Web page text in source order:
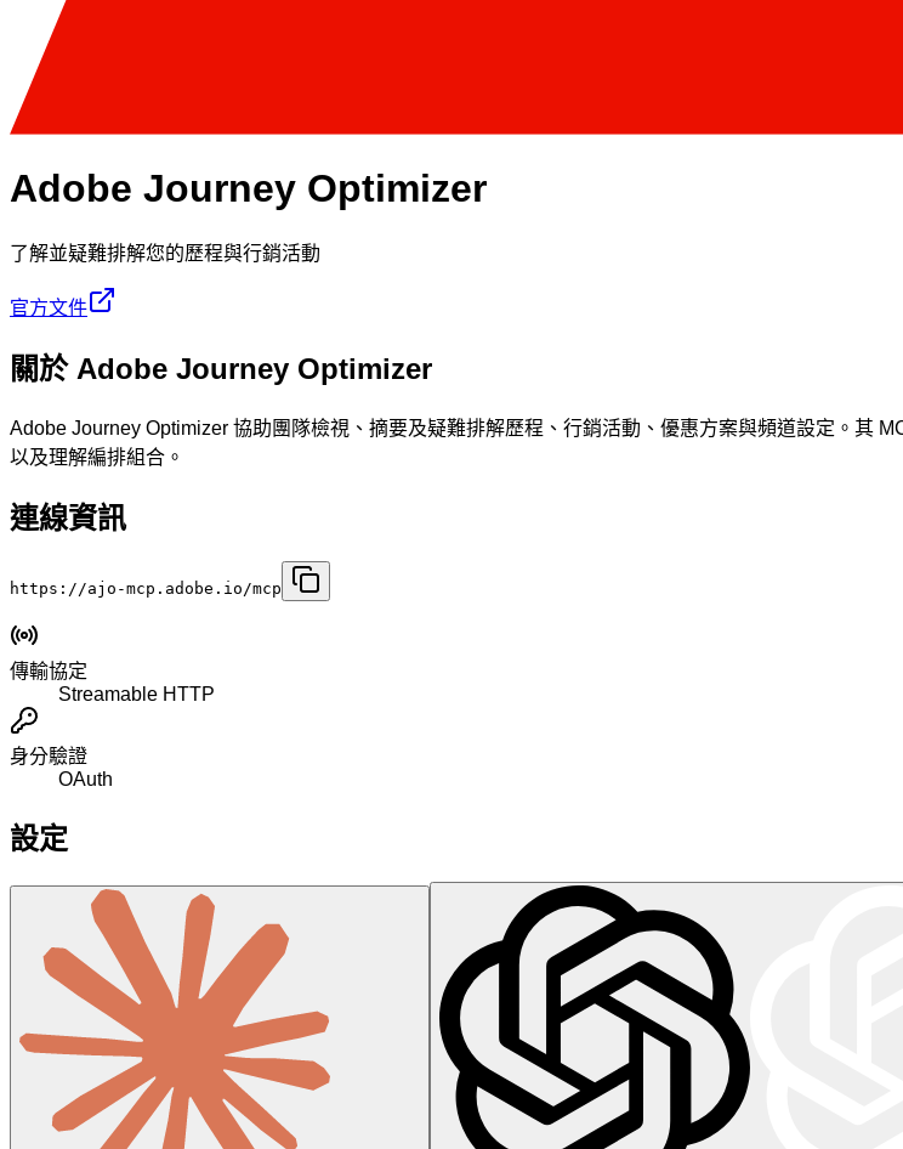
Adobe Journey Optimizer
了解並疑難排解您的歷程與行銷活動
官方文件
關於 Adobe Journey Optimizer
Adobe Journey Optimizer 協助團隊檢視、摘要及疑難排解歷程、行銷活動、優惠方案與頻道設定。其
以及理解編排組合。
連線資訊
https://ajo-mcp.adobe.io/mcp
傳輸協定
Streamable HTTP
身分驗證
OAuth
設定